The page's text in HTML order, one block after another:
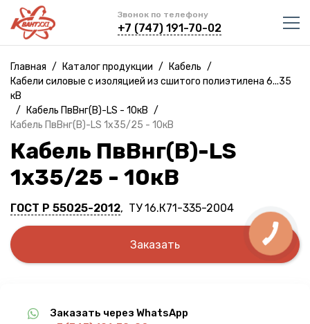
Звонок по телефону
+7 (747) 191-70-02
Главная / Каталог продукции / Кабель /
Кабели силовые с изоляцией из сшитого полиэтилена 6...35
кВ
/
Кабель ПвВнг(B)-LS - 10кВ /
Кабель ПвВнг(B)-LS 1х35/25 - 10кВ
Кабель ПвВнг(B)-LS
1х35/25 - 10кВ
ГОСТ Р 55025-2012, ТУ 16.К71-335-2004
Заказать
Заказать через WhatsApp